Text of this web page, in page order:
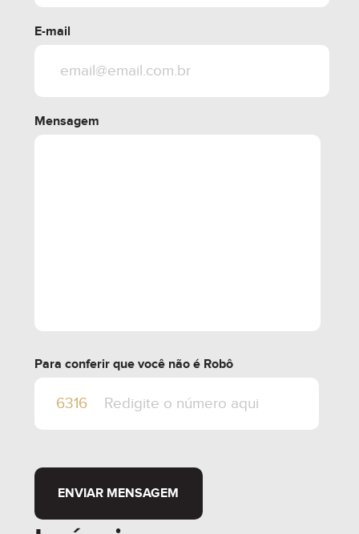
E-mail
Mensagem
Para conferir que você não é Robô
ENVIAR MENSAGEM